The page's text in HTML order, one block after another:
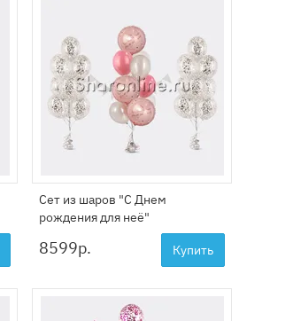
Сет из шаров "С Днем
рождения для неё"
8599р. Купить